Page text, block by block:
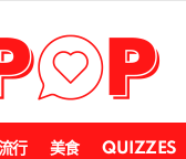
行 美食 QUIZZES